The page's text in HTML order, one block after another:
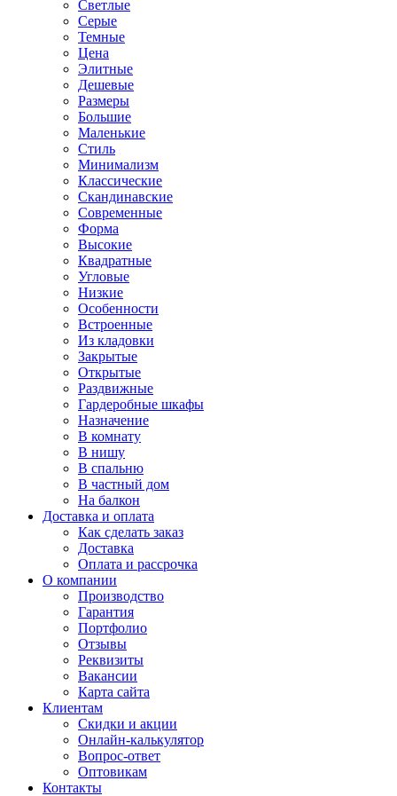
Светлые
Серые
Темные
Цена
Элитные
Дешевые
Размеры
Большие
Маленькие
Стиль
Минимализм
Классические
Скандинавские
Современные
Форма
Высокие
Квадратные
Угловые
Низкие
Особенности
Встроенные
Из кладовки
Закрытые
Открытые
Раздвижные
Гардеробные шкафы
Назначение
В комнату
В нишу
В спальню
В частный дом
На балкон
Доставка и оплата
Как сделать заказ
Доставка
Оплата и рассрочка
О компании
Производство
Гарантия
Портфолио
Отзывы
Реквизиты
Вакансии
Карта сайта
Клиентам
Скидки и акции
Онлайн-калькулятор
Вопрос-ответ
Оптовикам
Контакты